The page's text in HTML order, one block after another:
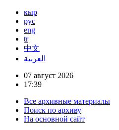
кыр
рус
eng
tr
中文
العربية
07 август 2026
17:39
Все архивные материалы
Поиск по архиву
На основной сайт